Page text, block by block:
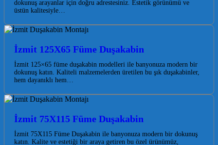
dokunuş arayanlar için doğru adrestesiniz. Estetik görünümü ve
üstün kalitesiyle…
İzmit 125X65 Füme Duşakabin
İzmit 125×65 füme duşakabin modelleri ile banyonuza modern bir
dokunuş katın. Kaliteli malzemelerden üretilen bu şık duşakabinler,
hem dayanıklı hem…
İzmit 75X115 Füme Duşakabin
İzmit 75X115 Füme Duşakabin ile banyonuza modern bir dokunuş
katın. Kalite ve estetiği bir araya getiren bu özel ürünümüz,